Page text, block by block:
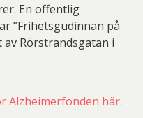
En offentlig
”Frihetsgudinnan på
Rörstrandsgatan i
Alzheimerfonden här.